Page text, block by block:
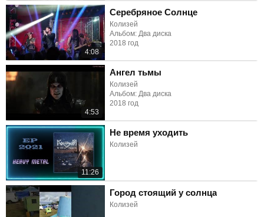
4:08
Серебряное Солнце
Колизей
Альбом: Два диска
2018 год
4:53
Ангел тьмы
Колизей
Альбом: Два диска
2018 год
11:26
Не время уходить
Колизей
Город стоящий у солнца
Колизей